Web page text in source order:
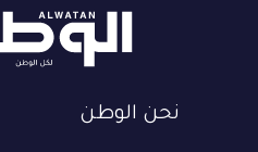
نحن الوطن